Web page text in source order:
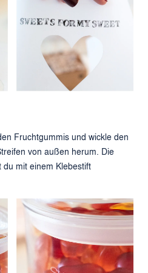
Fruchtgummis und wickle den
von außen herum. Die
mit einem Klebestift